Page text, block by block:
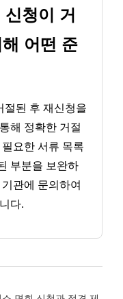
청이 거
어떤 준
절된 후 재신청을
해 정확한 거절
요한 서류 목록
부분을 보완하
관에 문의하여
다.